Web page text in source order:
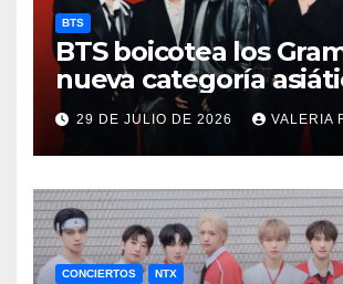
BTS
BTS boicotea los
nueva categoría
29 DE JULIO DE 2026 VALERIA
CONCIERTOS NTX